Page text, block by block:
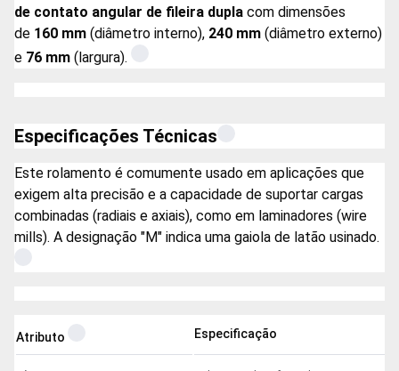
de contato angular de fileira dupla com dimensões
de 160 mm (diâmetro interno), 240 mm (diâmetro externo)
e 76 mm (largura).
Especificações Técnicas
Este rolamento é comumente usado em aplicações que
exigem alta precisão e a capacidade de suportar cargas
combinadas (radiais e axiais), como em laminadores (wire
mills). A designação "M" indica uma gaiola de latão usinado.
Atributo Especificação